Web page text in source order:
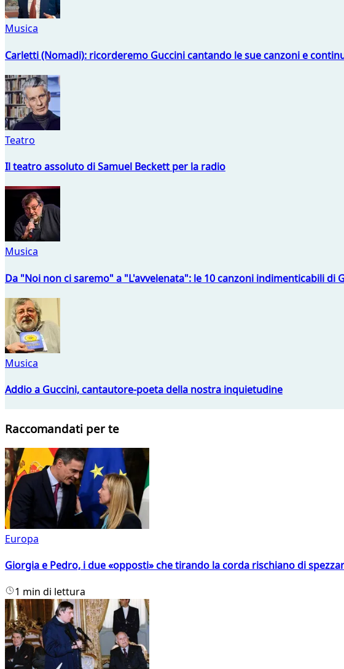
Musica
Carletti (Nomadi): ricorderemo Guccini cantando le sue canzoni e
Teatro
Il teatro assoluto di Samuel Beckett per la radio
Musica
Da "Noi non ci saremo" a "L'avvelenata": le 10 canzoni indimenticabili di
Musica
Addio a Guccini, cantautore-poeta della nostra inquietudine
Raccomandati per te
Europa
Giorgia e Pedro, i due «opposti» che tirando la corda rischiano di
1 min di lettura